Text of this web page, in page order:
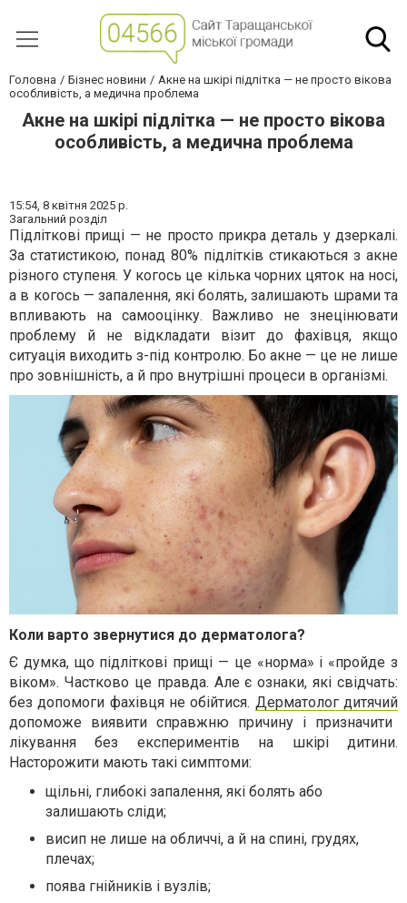
Головна Бізнес новини
Акне на шкірі підлітка — не просто вікова
особливість, а медична проблема
Акне на шкірі підлітка — не просто вікова
особливість, а медична проблема
15:54, 8 квітня 2025 р.
Загальний розділ
Підліткові прищі — не просто прикра деталь у дзеркалі.
За статистикою, понад 80% підлітків стикаються з акне
різного ступеня. У когось це кілька чорних цяток на носі,
а в когось — запалення, які болять, залишають шрами та
впливають на самооцінку. Важливо не знецінювати
проблему й не відкладати візит до фахівця, якщо
ситуація виходить з-під контролю. Бо акне — це не лише
про зовнішність, а й про внутрішні процеси в організмі.
Коли варто звернутися до дерматолога?
Є думка, що підліткові прищі — це «норма» і «пройде з
віком». Частково це правда. Але є ознаки, які свідчать:
без допомоги фахівця не обійтися. Дерматолог дитячий
допоможе виявити справжню причину і призначити
лікування без експериментів на шкірі дитини.
Насторожити мають такі симптоми:
щільні, глибокі запалення, які болять або
залишають сліди;
висип не лише на обличчі, а й на спині, грудях,
плечах;
поява гнійників і вузлів;